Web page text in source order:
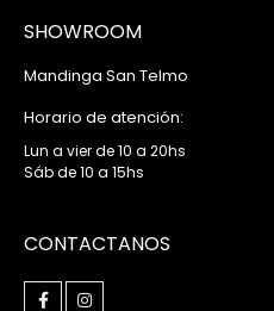
SHOWROOM
Mandinga San Telmo
Horario de atención:
Lun a vier de 10 a 20hs
Sáb de 10 a 15hs
CONTACTANOS